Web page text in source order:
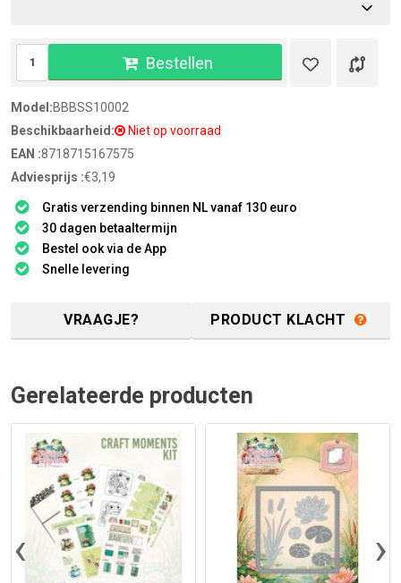
Bestellen
Model:BBBSS10002
Beschikbaarheid:
Niet op voorraad
EAN :8718715167575
Adviesprijs :€3,19
Gratis verzending binnen NL vanaf 130 euro
30 dagen betaaltermijn
Bestel ook via de App
Snelle levering
VRAAGJE? PRODUCT KLACHT
Gerelateerde producten
‹ ›